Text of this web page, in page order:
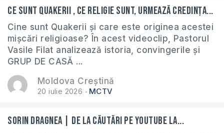
Ce sunt Quakerii , ce religie sunt, urmează credința...
Cine sunt Quakerii și care este originea acestei
mișcări religioase? În acest videoclip, Pastorul
Vasile Filat analizează istoria, convingerile și
GRUP DE CASĂ ...
Moldova Creștină
20 iulie 2026 MCTV
Sorin Dragnea | De la căutări pe YouTube la...